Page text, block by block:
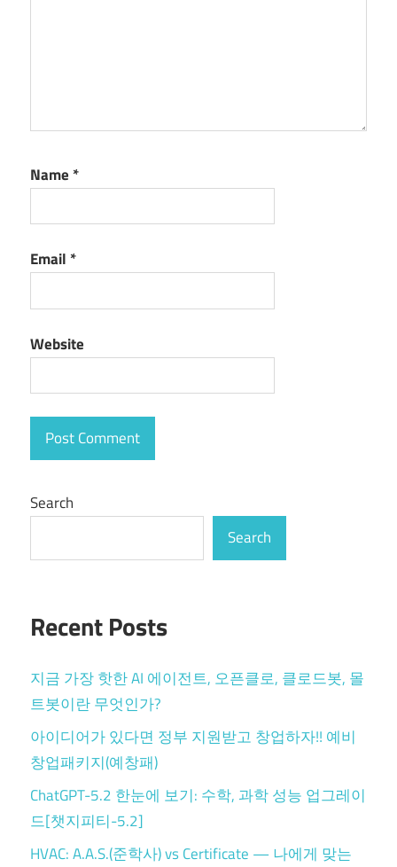
Name *
Email *
Website
Search
Search
Recent Posts
지금 가장 핫한 AI 에이전트, 오픈클로, 클로드봇, 몰
트봇이란 무엇인가?
아이디어가 있다면 정부 지원받고 창업하자!! 예비
창업패키지(예창패)
ChatGPT-5.2 한눈에 보기: 수학, 과학 성능 업그레이
드[챗지피티-5.2]
HVAC: A.A.S.(준학사) vs Certificate — 나에게 맞는